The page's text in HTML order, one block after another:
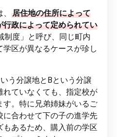
居住地の住所によって
政によって定められてい
制度」と呼び、同じ町内
区が異なるケースが珍し
う分譲地とBという分譲
ていなくても、指定校が
。特に兄弟姉妹がいるご
合わせて下の子の進学先
もあるため、購入前の学区